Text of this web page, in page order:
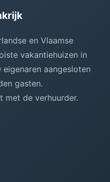
en Vlaamse
vakantiehuizen in
aangesloten
gasten.
met de verhuurder.